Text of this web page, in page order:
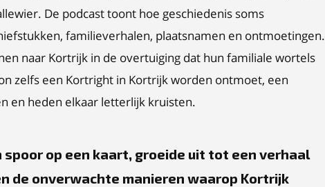
De podcast toont hoe geschiedenis soms
familieverhalen, plaatsnamen en ontmoetingen.
naar Kortrijk in de overtuiging dat hun familiale wortels
zelfs een Kortright in Kortrijk worden ontmoet, een
en heden elkaar letterlijk kruisten.
spoor op een kaart, groeide uit tot een verhaal
de onverwachte manieren waarop Kortrijk